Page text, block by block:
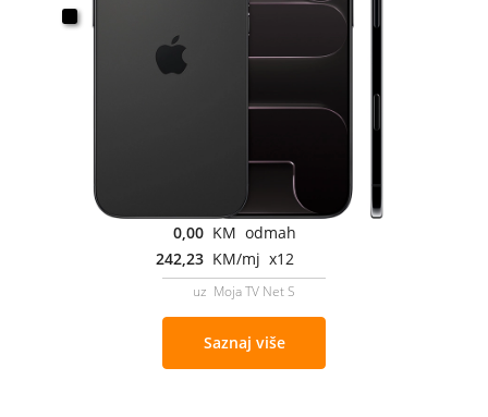
0,00 KM odmah
242,23 KM/mj x12
uz Moja TV Net S
Saznaj više